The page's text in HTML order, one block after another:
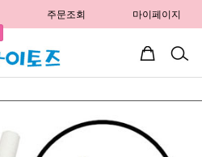
주문조회 마이페이지